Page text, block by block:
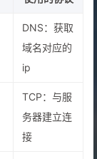
DNS：获取
域名对应的
ip
TCP：与服
务器建立连
接